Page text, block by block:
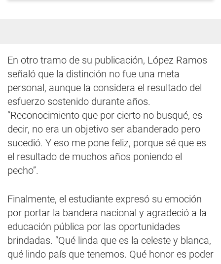
En otro tramo de su publicación, López Ramos
señaló que la distinción no fue una meta
personal, aunque la considera el resultado del
esfuerzo sostenido durante años.
“Reconocimiento que por cierto no busqué, es
decir, no era un objetivo ser abanderado pero
sucedió. Y eso me pone feliz, porque sé que es
el resultado de muchos años poniendo el
pecho”.
Finalmente, el estudiante expresó su emoción
por portar la bandera nacional y agradeció a la
educación pública por las oportunidades
brindadas. “Qué linda que es la celeste y blanca,
qué lindo país que tenemos. Qué honor es poder